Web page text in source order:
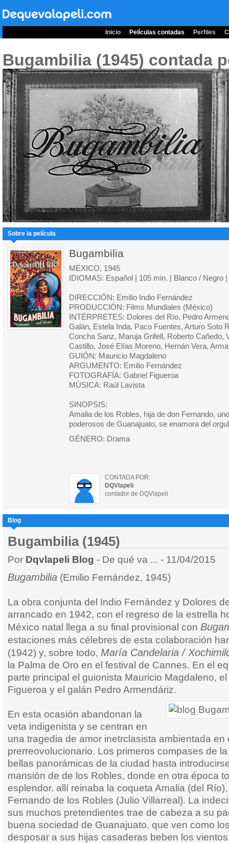
Inicio Películas contadas Perfiles
Bugambilia (1945) contada
Sobre la película
Bugambilia
MÉXICO, 1945
IDIOMAS: Español | 105 min. | Blanco / Negro
DIRECCIÓN: Emilio Indio Fernández
PRODUCCIÓN: Films Mundiales (México)
INTÉRPRETES: Dolores del Río, Pedro
Galán, Estela Inda, Paco Fuentes, Arturo Soto
Concha Sanz, Maruja Grifell, Roberto Cañedo,
Castillo, José Elías Moreno, Hernán Vera,
GUIÓN: Mauricio Magdaleno
ARGUMENTO: Emilio Fernández
FOTOGRAFÍA: Gabriel Figueroa
MÚSICA: Raúl Lavista
SINOPSIS:
Amalia de los Robles, hija de don Fernando,
poderosos de Guanajuato, se enamora del
GÉNERO: Drama
CONTADA POR:
DQVlapeli
contador de DQVlapeli
Blog
Bugambilia (1945)
Por Dqvlapeli Blog - De qué va ... - 11/04/2015
Bugambilia (Emilio Fernández, 1945)
La obra conjunta del Indio Fernández y Dolores
arrancado en 1942, con el regreso de la estrella
México natal llega a su final provisional con
estaciones más célebres de esta colaboración
(1942) y, sobre todo, María Candelaria /
la Palma de Oro en el festival de Cannes. En el
parte principal el guionista Mauricio Magdaleno,
Figueroa y el galán Pedro Armendáriz.
En esta ocasión abandonan la
veta indigenista y se centran en
una tragedia de amor inetrclasista ambientada en
prerreovolucionario. Los primeros compases de
bellas panorámicas de la ciudad hasta
mansión de de los Robles, donde en otra época
esplendor. allí reinaba la coqueta Amalia (del
Fernando de los Robles (Julio Villarreal). La
sus muchos pretendientes trae de cabeza a su
buena sociedad de Guanajuato, que ven como
desposar a sus hijas casaderas beben los